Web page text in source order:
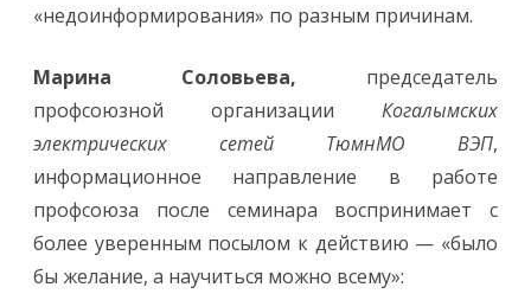
«недоинформирования» по разным причинам.
Марина Соловьева, председатель
профсоюзной организации Когалымских
электрических сетей ТюмнМО ВЭП,
информационное направление в работе
профсоюза после семинара воспринимает с
более уверенным посылом к действию — «было
бы желание, а научиться можно всему»: